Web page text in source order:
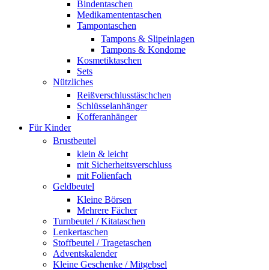
Bindentaschen
Medikamententaschen
Tampontaschen
Tampons & Slipeinlagen
Tampons & Kondome
Kosmetiktaschen
Sets
Nützliches
Reißverschlusstäschchen
Schlüsselanhänger
Kofferanhänger
Für Kinder
Brustbeutel
klein & leicht
mit Sicherheitsverschluss
mit Folienfach
Geldbeutel
Kleine Börsen
Mehrere Fächer
Turnbeutel / Kitataschen
Lenkertaschen
Stoffbeutel / Tragetaschen
Adventskalender
Kleine Geschenke / Mitgebsel